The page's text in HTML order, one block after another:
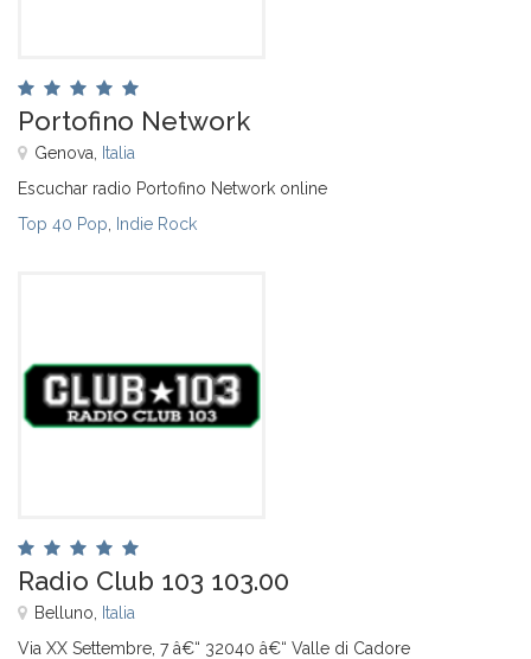
Portofino Network
Genova, Italia
Escuchar radio Portofino Network online
Top 40 Pop Indie Rock
Radio Club 103 103.00
Belluno, Italia
Via XX Settembre, 7 â€“ 32040 â€“ Valle di Cadore